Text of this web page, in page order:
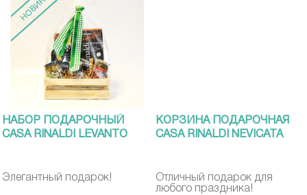
НАБОР ПОДАРОЧНЫЙ
CASA RINALDI LEVANTO
Элегантный подарок!
КОРЗИНА ПОДАРОЧНАЯ
CASA RINALDI NEVICATA
Отличный подарок для
любого праздника!